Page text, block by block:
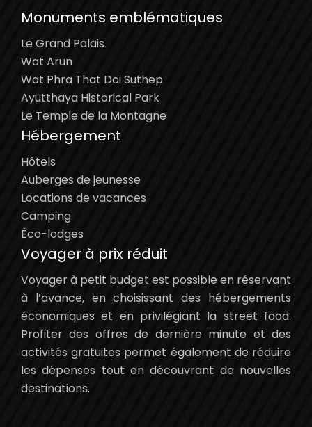
Monuments emblématiques
Le Grand Palais
Wat Arun
Wat Phra That Doi Suthep
Ayutthaya Historical Park
Le Temple de la Montagne
Hébergement
Hôtels
Auberges de jeunesse
Locations de vacances
Camping
Éco-lodges
Voyager à prix réduit
Voyager à petit budget est possible en réservant
à l’avance, en choisissant des hébergements
économiques et en privilégiant la street food.
Profiter des offres de dernière minute et des
activités gratuites permet également de réduire
les dépenses tout en découvrant de nouvelles
destinations.